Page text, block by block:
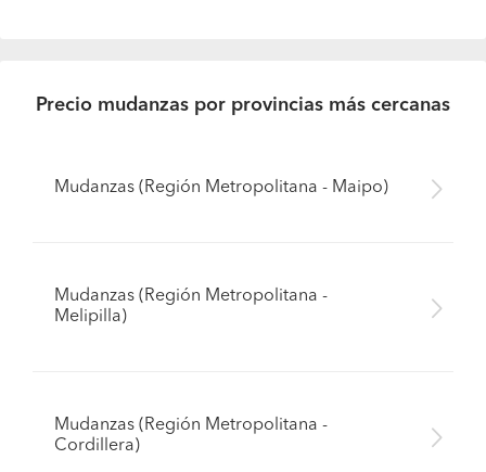
Precio mudanzas por provincias más cercanas
Mudanzas (Región Metropolitana - Maipo)
Mudanzas (Región Metropolitana -
Melipilla)
Mudanzas (Región Metropolitana -
Cordillera)